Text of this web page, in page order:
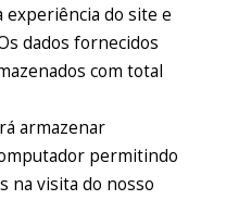
experiência do site e
dados fornecidos
com total
armazenar
permitindo
na visita do nosso